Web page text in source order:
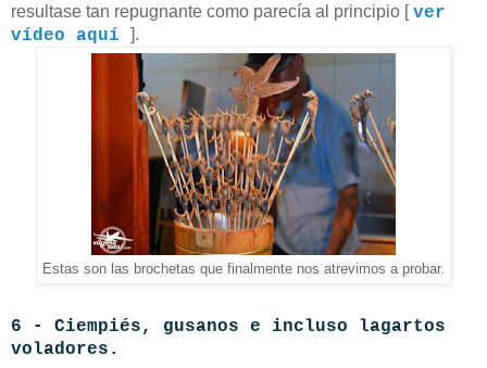
resultase tan repugnante como parecía al principio [ver
vídeo aquí
].
Estas son las brochetas que finalmente nos atrevimos a probar.
6 - Ciempiés, gusanos e incluso lagartos
voladores.